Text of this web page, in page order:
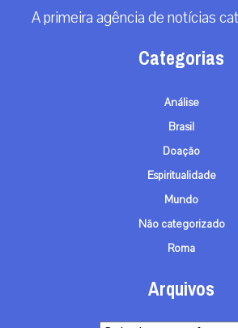
A primeira agência de notícias
Categorias
Análise
Brasil
Doação
Espiritualidade
Mundo
Não categorizado
Roma
Arquivos